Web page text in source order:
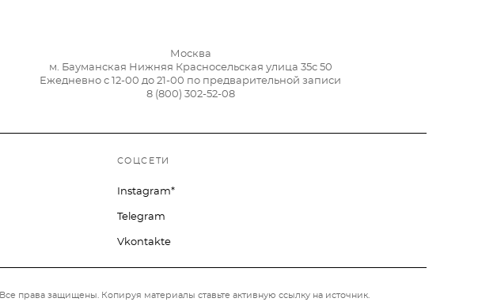
Москва
м. Бауманская Нижняя Красносельская улица 35с 50
Ежедневно с 12-00 до 21-00 по предварительной записи
8 (800) 302-52-08
СОЦСЕТИ
Instagram*
Telegram
Vkontakte
Все права защищены. Копируя материалы ставьте активную ссылку на источник.